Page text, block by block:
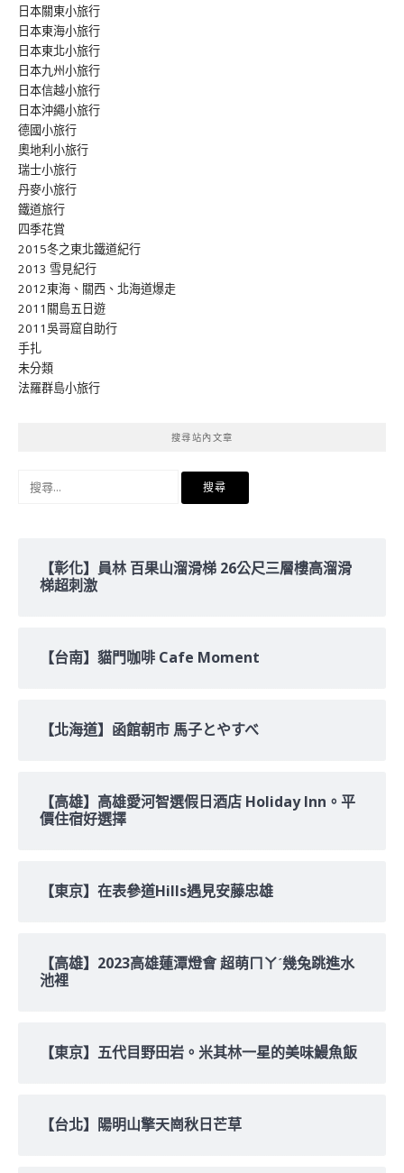
日本關東小旅行
日本東海小旅行
日本東北小旅行
日本九州小旅行
日本信越小旅行
日本沖繩小旅行
德國小旅行
奧地利小旅行
瑞士小旅行
丹麥小旅行
鐵道旅行
四季花賞
2015冬之東北鐵道紀行
2013 雪見紀行
2012東海、關西、北海道爆走
2011關島五日遊
2011吳哥窟自助行
手扎
未分類
法羅群島小旅行
搜尋站內文章
【彰化】員林 百果山溜滑梯 26公尺三層樓高溜滑
梯超刺激
【台南】貓門咖啡 Cafe Moment
【北海道】函館朝市 馬子とやすべ
【高雄】高雄愛河智選假日酒店 Holiday Inn。平
價住宿好選擇
【東京】在表參道Hills遇見安藤忠雄
【高雄】2023高雄蓮潭燈會 超萌ㄇㄚˊ幾兔跳進水
池裡
【東京】五代目野田岩。米其林一星的美味鰻魚飯
【台北】陽明山擎天崗秋日芒草